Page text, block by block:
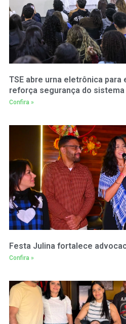
TSE abre urna eletrônica para
reforça segurança do
Confira »
Festa Julina fortalece
Confira »